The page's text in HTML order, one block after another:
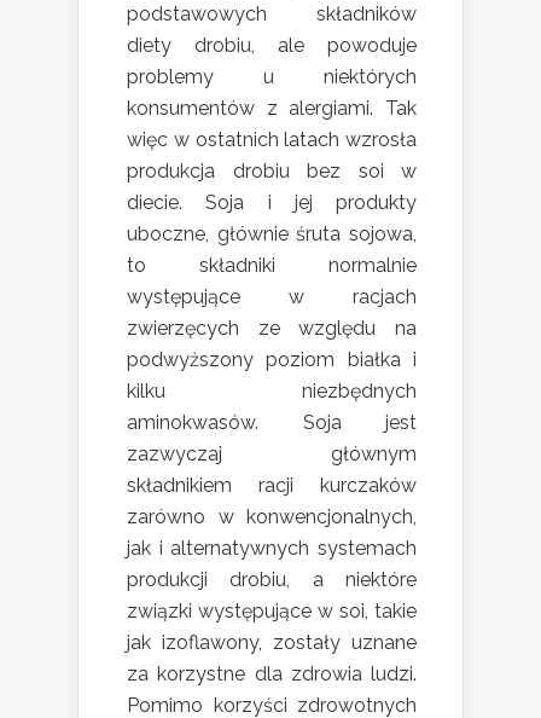
podstawowych składników
diety drobiu, ale powoduje
problemy u niektórych
konsumentów z alergiami. Tak
więc w ostatnich latach wzrosła
produkcja drobiu bez soi w
diecie. Soja i jej produkty
uboczne, głównie śruta sojowa,
to składniki normalnie
występujące w racjach
zwierzęcych ze względu na
podwyższony poziom białka i
kilku niezbędnych
aminokwasów. Soja jest
zazwyczaj głównym
składnikiem racji kurczaków
zarówno w konwencjonalnych,
jak i alternatywnych systemach
produkcji drobiu, a niektóre
związki występujące w soi, takie
jak izoflawony, zostały uznane
za korzystne dla zdrowia ludzi.
Pomimo korzyści zdrowotnych